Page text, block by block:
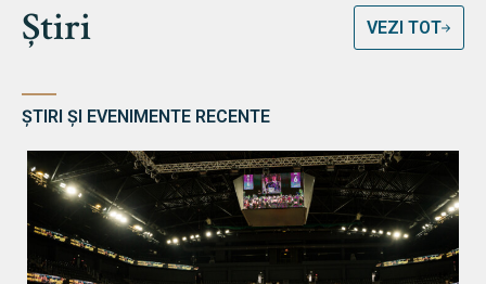
Știri VEZI TOT
ȘTIRI ȘI EVENIMENTE RECENTE